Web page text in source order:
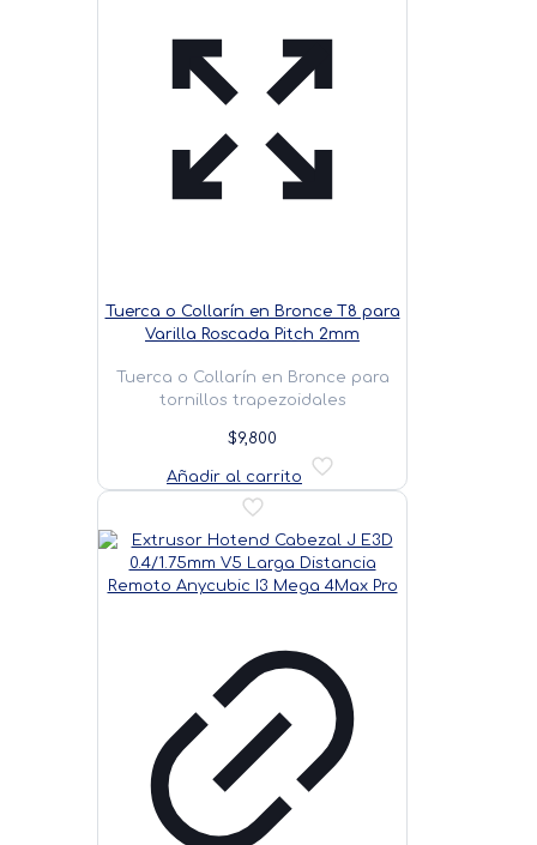
Tuerca o Collarín en Bronce T8 para
Varilla Roscada Pitch 2mm
Tuerca o Collarín en Bronce para
tornillos trapezoidales
$9,800
Añadir al carrito